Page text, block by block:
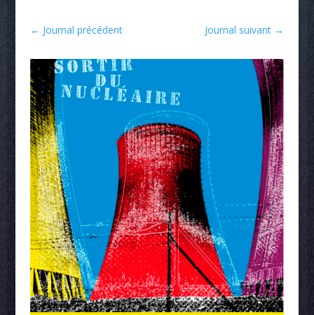
← Journal précédent Journal suivant →